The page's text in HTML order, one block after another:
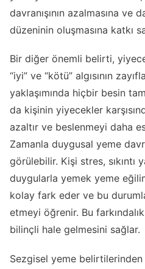
davranışının azalmasına ve
düzeninin oluşmasına katkı
Bir diğer önemli belirti,
“iyi” ve “kötü” algısının
yaklaşımında hiçbir besin
da kişinin yiyecekler
azaltır ve beslenmeyi daha
Zamanla duygusal yeme
görülebilir. Kişi stres, sıkıntı
duygularla yemek yeme
kolay fark eder ve bu
etmeyi öğrenir. Bu
bilinçli hale gelmesini sağlar.
Sezgisel yeme